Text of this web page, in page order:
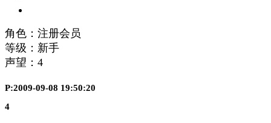
角色：注册会员
等级：新手
声望： 4
P:2009-09-08 19:50:20
4